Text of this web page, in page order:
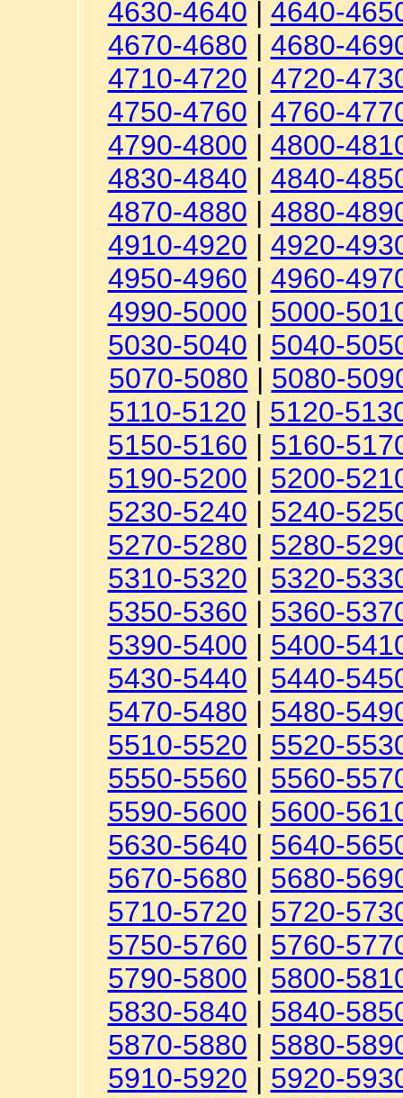
4630-4640 | 4640-
4670-4680 | 4680-
4710-4720 | 4720-
4750-4760 | 4760-
4790-4800 | 4800-
4830-4840 | 4840-
4870-4880 | 4880-
4910-4920 | 4920-
4950-4960 | 4960-
4990-5000 | 5000-
5030-5040 | 5040-
5070-5080 | 5080-
5110-5120 | 5120-
5150-5160 | 5160-
5190-5200 | 5200-
5230-5240 | 5240-
5270-5280 | 5280-
5310-5320 | 5320-
5350-5360 | 5360-
5390-5400 | 5400-
5430-5440 | 5440-
5470-5480 | 5480-
5510-5520 | 5520-
5550-5560 | 5560-
5590-5600 | 5600-
5630-5640 | 5640-
5670-5680 | 5680-
5710-5720 | 5720-
5750-5760 | 5760-
5790-5800 | 5800-
5830-5840 | 5840-
5870-5880 | 5880-
5910-5920 | 5920-